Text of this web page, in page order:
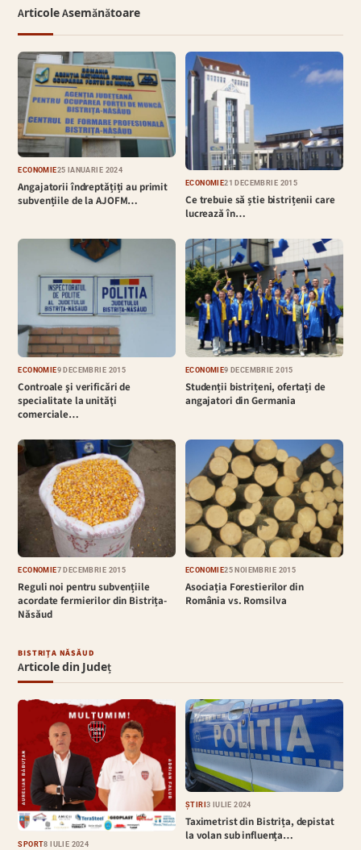
Articole Asemănătoare
ECONOMIE25 IANUARIE 2024
Angajatorii îndreptățiți au primit
subvențiile de la AJOFM…
ECONOMIE21 DECEMBRIE 2015
Ce trebuie să știe bistrițenii care
lucrează în…
ECONOMIE9 DECEMBRIE 2015
Controale şi verificări de
specialitate la unităţi
comerciale…
ECONOMIE9 DECEMBRIE 2015
Studenții bistrițeni, ofertați de
angajatori din Germania
ECONOMIE7 DECEMBRIE 2015
Reguli noi pentru subvențiile
acordate fermierilor din Bistrița-
Năsăud
ECONOMIE25 NOIEMBRIE 2015
Asociația Forestierilor din
România vs. Romsilva
BISTRIȚA NĂSĂUD
Articole din Județ
SPORT8 IULIE 2024
ȘTIRI3 IULIE 2024
Taximetrist din Bistrița, depistat
la volan sub influența…